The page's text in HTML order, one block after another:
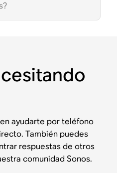
ayudarte por teléfono
También puedes
respuestas de otros
comunidad Sonos.